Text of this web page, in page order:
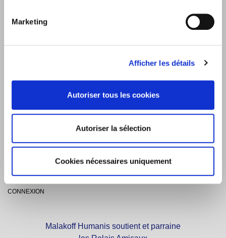
Marketing
Afficher les détails
Autoriser tous les cookies
Autoriser la sélection
Cookies nécessaires uniquement
Sélectionnez votre département.
NOUS CONTACTER
IMPRIMER
GESTION DES COOKIES
CONNEXION
Malakoff Humanis soutient et parraine